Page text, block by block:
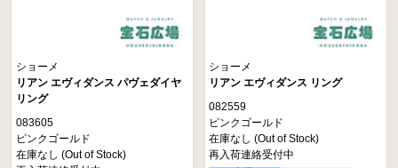
ショーメ
リアン エヴィダンス パヴェダイヤ
リング
083605
ピンクゴールド
在庫なし (Out of Stock)
ショーメ
リアン エヴィダンス リング
082559
ピンクゴールド
在庫なし (Out of Stock)
再入荷連絡受付中